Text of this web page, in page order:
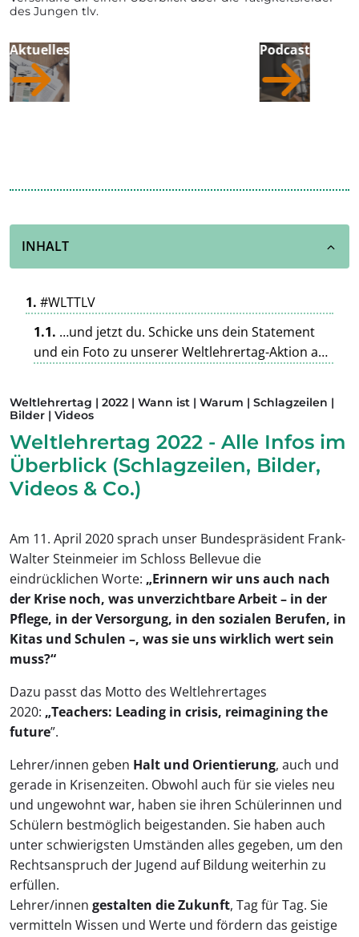
des Jungen tlv.
Aktuelles Podcast
INHALT
#WLTTLV
…und jetzt du. Schicke uns dein Statement
und ein Foto zu unserer Weltlehrertag-Aktion an
Weltlehrertag | 2022 | Wann ist | Warum | Schlagzeilen |
Bilder | Videos
Weltlehrertag 2022 - Alle Infos im
Überblick (Schlagzeilen, Bilder,
Videos & Co.)
Am 11. April 2020 sprach unser Bundespräsident Frank-
Walter Steinmeier im Schloss Bellevue die
eindrücklichen Worte: „Erinnern wir uns auch nach
der Krise noch, was unverzichtbare Arbeit – in der
Pflege, in der Versorgung, in den sozialen Berufen, in
Kitas und Schulen –, was sie uns wirklich wert sein
muss?“
Dazu passt das Motto des Weltlehrertages
2020: „Teachers: Leading in crisis, reimagining the
future”.
Lehrer/innen geben Halt und Orientierung, auch und
gerade in Krisenzeiten. Obwohl auch für sie vieles neu
und ungewohnt war, haben sie ihren Schülerinnen und
Schülern bestmöglich beigestanden. Sie haben auch
unter schwierigsten Umständen alles gegeben, um den
Rechtsanspruch der Jugend auf Bildung weiterhin zu
erfüllen.
Lehrer/innen gestalten die Zukunft, Tag für Tag. Sie
vermitteln Wissen und Werte und fördern das geistige